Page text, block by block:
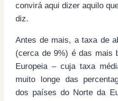
convirá aqui dizer aquilo
diz.
Antes de mais, a taxa de
(cerca de 9%) é das mais
Europeia – cuja taxa
muito longe das
dos países do Norte da